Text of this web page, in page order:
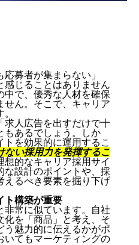
募者が集まらない」
感じることはありません
中で、優秀な人材を確保
せん。そこで、キャリア
求人広告を出すだけで十
もあるでしょう。しか
トを効果的に運用するこ
ない採用力を発揮するこ
想的なキャリア採用サイ
な設計のポイントや、採
えるべき要素を掘り下げ
ト構築が重要
非常に似ています。自社
化を「商品」と考え、そ
う魅力的に伝えるかがポ
いてもマーケティングの